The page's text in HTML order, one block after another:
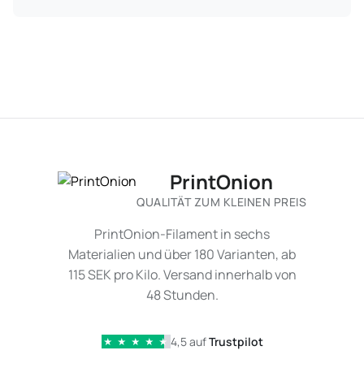
PrintOnion
QUALITÄT ZUM KLEINEN PREIS
PrintOnion-Filament in sechs
Materialien und über 180 Varianten, ab
115 SEK pro Kilo. Versand innerhalb von
48 Stunden.
★ ★ ★ ★ ★ 4,5 aufTrustpilot